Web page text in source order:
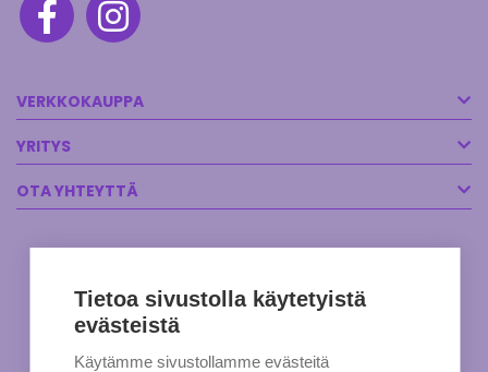
VERKKOKAUPPA
YRITYS
OTA YHTEYTTÄ
Tietoa sivustolla käytetyistä
evästeistä
Käytämme sivustollamme evästeitä